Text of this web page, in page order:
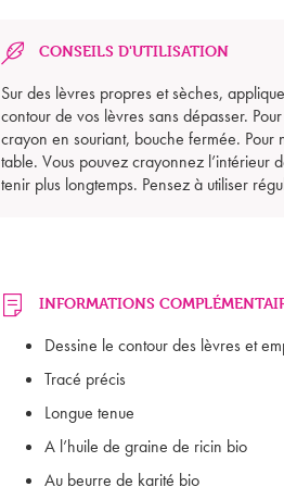
CONSEILS D'UTILISATION
Sur des lèvres propres et sèches,
contour de vos lèvres sans dépasser.
crayon en souriant, bouche fermée. Pour
table. Vous pouvez crayonnez l’intérieur
tenir plus longtemps. Pensez à utiliser
INFORMATIONS
Dessine le contour des lèvres et
Tracé précis
Longue tenue
A l’huile de graine de ricin bio
Au beurre de karité bio